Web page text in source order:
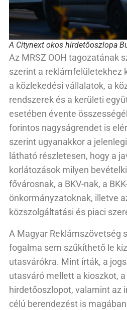
A Citynext okos hirdetőoszlopa
Az MRSZ OOH tagozatának
szerint a reklámfelületekhez
a közlekedési vállalatok, a
rendszerek és a kerületi
esetében évente
forintos nagyságrendet is
szerint ugyanakkor a
látható részletesen, hogy a
korlátozások milyen
fővárosnak, a BKV-nak, a
önkormányzatoknak, illetve
közszolgáltatási és piaci
A Magyar Reklámszövetség
fogalma sem szűkíthető le
utasvárókra. Mint írták, a
utasváró mellett a kioszkot,
hirdetőoszlopot, valamint az
célú berendezést is